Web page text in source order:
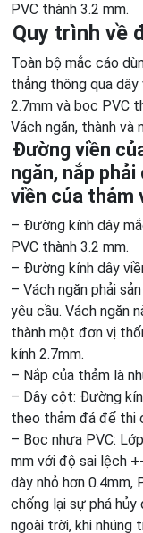
PVC thành 3.2 mm.
Quy trình về
Toàn bộ mắc cáo
thẳng thông qua
2.7mm và bọc PVC
Vách ngăn, thành và
Đường viền
ngăn, nắp
viền của thảm
– Đường kính dây
PVC thành 3.2 mm.
– Đường kính dây
– Vách ngăn phải
yêu cầu. Vách ngăn
thành một đơn vị
kính 2.7mm.
– Nắp của thảm là
– Dây cột: Đường
theo thảm đá để thi
– Bọc nhựa PVC:
mm với độ sai lệch
dày nhỏ hơn 0.4mm,
chống lại sự phá hủy
ngoài trời, khi nhúng